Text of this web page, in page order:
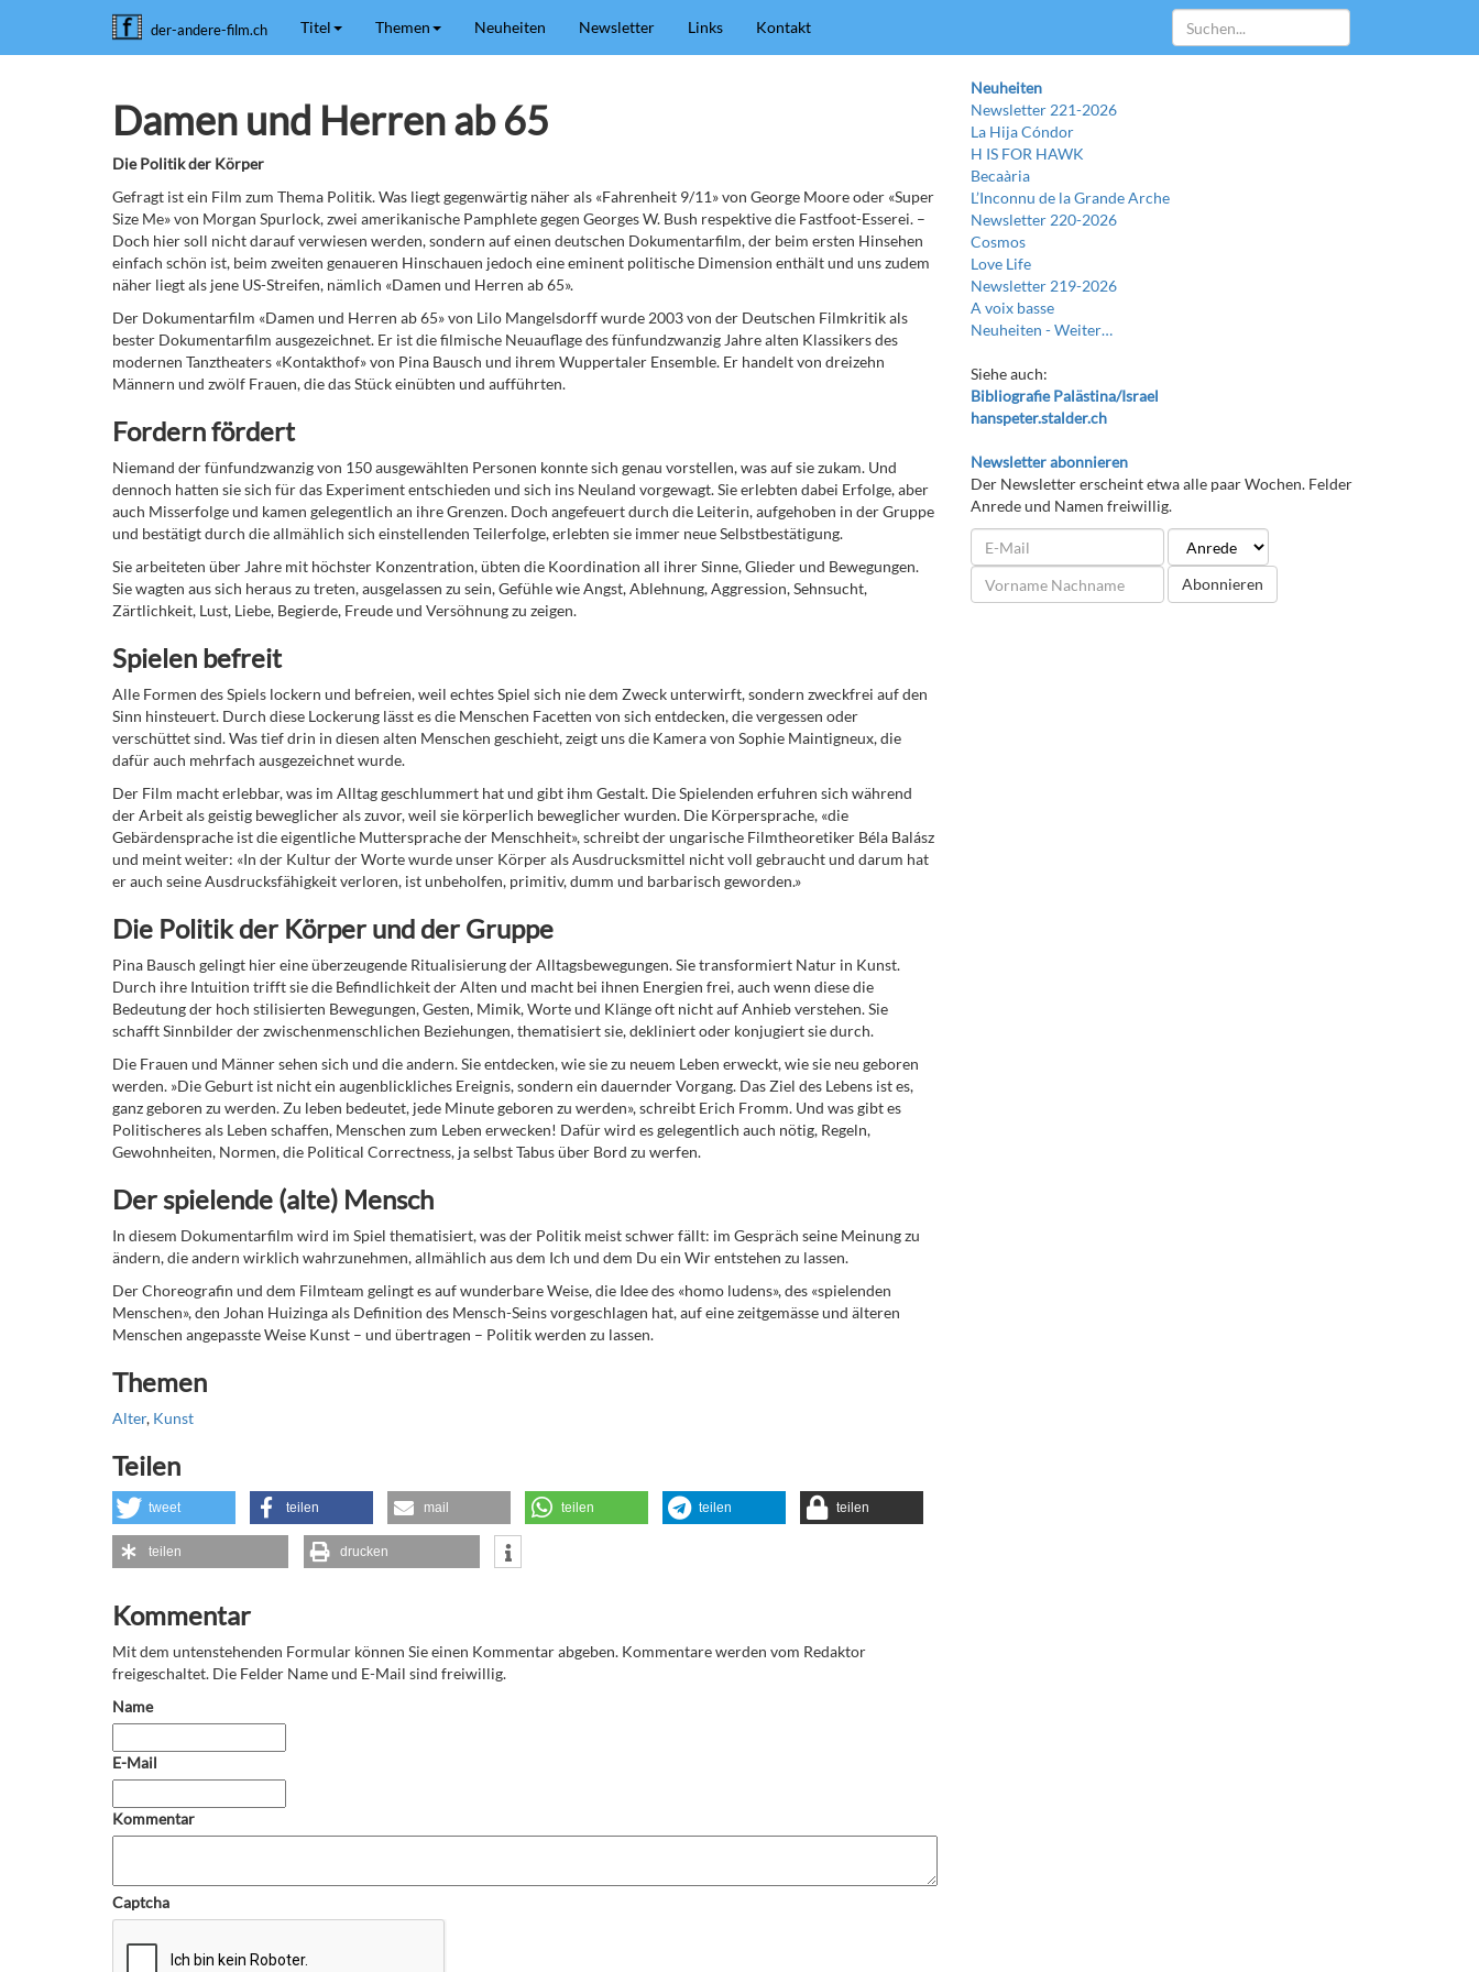
der-andere-film.ch Titel Themen Neuheiten Newsletter Links Kontakt
Damen und Herren ab 65
Die Politik der Körper
Gefragt ist ein Film zum Thema Politik. Was liegt gegenwärtig näher als «Fahrenheit 9/11» von George Moore oder «Super
Size Me» von Morgan Spurlock, zwei amerikanische Pamphlete gegen Georges W. Bush respektive die Fastfoot-Esserei. –
Doch hier soll nicht darauf verwiesen werden, sondern auf einen deutschen Dokumentarfilm, der beim ersten Hinsehen
einfach schön ist, beim zweiten genaueren Hinschauen jedoch eine eminent politische Dimension enthält und uns zudem
näher liegt als jene US-Streifen, nämlich «Damen und Herren ab 65».
Der Dokumentarfilm «Damen und Herren ab 65» von Lilo Mangelsdorff wurde 2003 von der Deutschen Filmkritik als
bester Dokumentarfilm ausgezeichnet. Er ist die filmische Neuauflage des fünfundzwanzig Jahre alten Klassikers des
modernen Tanztheaters «Kontakthof» von Pina Bausch und ihrem Wuppertaler Ensemble. Er handelt von dreizehn
Männern und zwölf Frauen, die das Stück einübten und aufführten.
Fordern fördert
Niemand der fünfundzwanzig von 150 ausgewählten Personen konnte sich genau vorstellen, was auf sie zukam. Und
dennoch hatten sie sich für das Experiment entschieden und sich ins Neuland vorgewagt. Sie erlebten dabei Erfolge, aber
auch Misserfolge und kamen gelegentlich an ihre Grenzen. Doch angefeuert durch die Leiterin, aufgehoben in der Gruppe
und bestätigt durch die allmählich sich einstellenden Teilerfolge, erlebten sie immer neue Selbstbestätigung.
Sie arbeiteten über Jahre mit höchster Konzentration, übten die Koordination all ihrer Sinne, Glieder und Bewegungen.
Sie wagten aus sich heraus zu treten, ausgelassen zu sein, Gefühle wie Angst, Ablehnung, Aggression, Sehnsucht,
Zärtlichkeit, Lust, Liebe, Begierde, Freude und Versöhnung zu zeigen.
Spielen befreit
Alle Formen des Spiels lockern und befreien, weil echtes Spiel sich nie dem Zweck unterwirft, sondern zweckfrei auf den
Sinn hinsteuert. Durch diese Lockerung lässt es die Menschen Facetten von sich entdecken, die vergessen oder
verschüttet sind. Was tief drin in diesen alten Menschen geschieht, zeigt uns die Kamera von Sophie Maintigneux, die
dafür auch mehrfach ausgezeichnet wurde.
Der Film macht erlebbar, was im Alltag geschlummert hat und gibt ihm Gestalt. Die Spielenden erfuhren sich während
der Arbeit als geistig beweglicher als zuvor, weil sie körperlich beweglicher wurden. Die Körpersprache, «die
Gebärdensprache ist die eigentliche Muttersprache der Menschheit», schreibt der ungarische Filmtheoretiker Béla Balász
und meint weiter: «In der Kultur der Worte wurde unser Körper als Ausdrucksmittel nicht voll gebraucht und darum hat
er auch seine Ausdrucksfähigkeit verloren, ist unbeholfen, primitiv, dumm und barbarisch geworden.»
Die Politik der Körper und der Gruppe
Pina Bausch gelingt hier eine überzeugende Ritualisierung der Alltagsbewegungen. Sie transformiert Natur in Kunst.
Durch ihre Intuition trifft sie die Befindlichkeit der Alten und macht bei ihnen Energien frei, auch wenn diese die
Bedeutung der hoch stilisierten Bewegungen, Gesten, Mimik, Worte und Klänge oft nicht auf Anhieb verstehen. Sie
schafft Sinnbilder der zwischenmenschlichen Beziehungen, thematisiert sie, dekliniert oder konjugiert sie durch.
Die Frauen und Männer sehen sich und die andern. Sie entdecken, wie sie zu neuem Leben erweckt, wie sie neu geboren
werden. »Die Geburt ist nicht ein augenblickliches Ereignis, sondern ein dauernder Vorgang. Das Ziel des Lebens ist es,
ganz geboren zu werden. Zu leben bedeutet, jede Minute geboren zu werden», schreibt Erich Fromm. Und was gibt es
Politischeres als Leben schaffen, Menschen zum Leben erwecken! Dafür wird es gelegentlich auch nötig, Regeln,
Gewohnheiten, Normen, die Political Correctness, ja selbst Tabus über Bord zu werfen.
Der spielende (alte) Mensch
In diesem Dokumentarfilm wird im Spiel thematisiert, was der Politik meist schwer fällt: im Gespräch seine Meinung zu
ändern, die andern wirklich wahrzunehmen, allmählich aus dem Ich und dem Du ein Wir entstehen zu lassen.
Der Choreografin und dem Filmteam gelingt es auf wunderbare Weise, die Idee des «homo ludens», des «spielenden
Menschen», den Johan Huizinga als Definition des Mensch-Seins vorgeschlagen hat, auf eine zeitgemässe und älteren
Menschen angepasste Weise Kunst – und übertragen – Politik werden zu lassen.
Themen
Alter, Kunst
Teilen
tweet teilen mail teilen teilen teilen
teilen drucken
Kommentar
Mit dem untenstehenden Formular können Sie einen Kommentar abgeben. Kommentare werden vom Redaktor
freigeschaltet. Die Felder Name und E-Mail sind freiwillig.
Name
E-Mail
Kommentar
Captcha
Neuheiten
Newsletter 221-2026
La Hija Cóndor
H IS FOR HAWK
Becaària
L’Inconnu de la Grande Arche
Newsletter 220-2026
Cosmos
Love Life
Newsletter 219-2026
A voix basse
Neuheiten -Weiter…
Siehe auch:
Bibliografie Palästina/Israel
hanspeter.stalder.ch
Newsletter abonnieren
Der Newsletter erscheint etwa alle paar Wochen. Felder
Anrede und Namen freiwillig.
Abonnieren